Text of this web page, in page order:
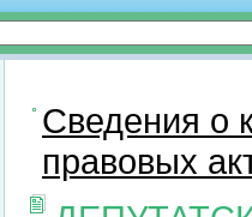
Сведения о
правовых